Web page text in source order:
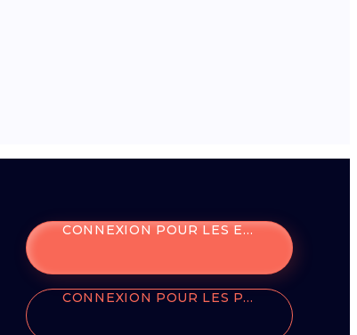
CONNEXION POUR LES ENTREPRISES
CONNEXION POUR LES PARTENAIRES